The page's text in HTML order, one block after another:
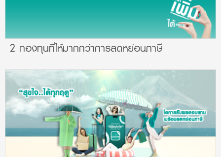
2 กองทุนที่ให้มากกว่าการลดหย่อนภาษี